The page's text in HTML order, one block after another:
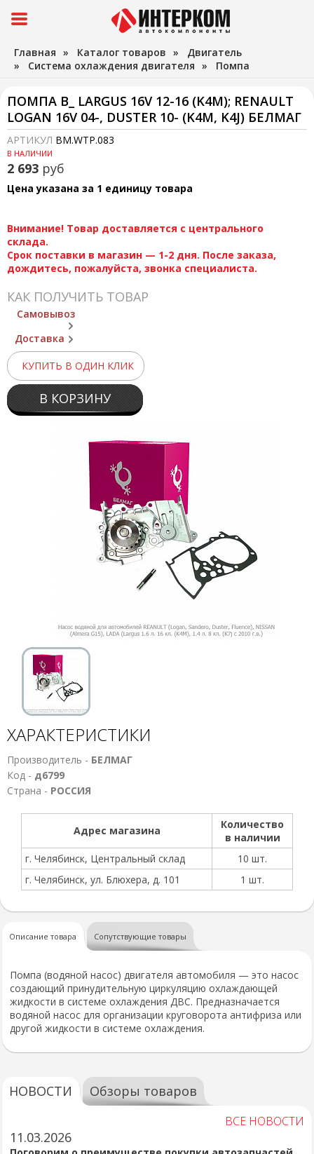
Главная » Каталог товаров » Двигатель
» Система охлаждения двигателя » Помпа
ПОМПА В_ LARGUS 16V 12-16 (K4M); RENAULT
LOGAN 16V 04-, DUSTER 10- (K4M, K4J) БЕЛМАГ
АРТИКУЛ BM.WTP.083
В НАЛИЧИИ
2 693 руб
Цена указана за 1 единицу товара
Внимание! Товар доставляется с центрального
склада.
Срок поставки в магазин — 1-2 дня. После заказа,
дождитесь, пожалуйста, звонка специалиста.
КАК ПОЛУЧИТЬ ТОВАР
Самовывоз
Доставка
КУПИТЬ В ОДИН КЛИК
В КОРЗИНУ
ХАРАКТЕРИСТИКИ
Производитель - БЕЛМАГ
Код - д6799
Страна - РОССИЯ
Адрес магазина
Количество
в наличии
г. Челябинск, Центральный склад
10 шт.
г. Челябинск, ул. Блюхера, д. 101
1 шт.
Описание товара Сопутствующие товары
Помпа (водяной насос) двигателя автомобиля — это насос
создающий принудительную циркуляцию охлаждающей
жидкости в системе охлаждения ДВС. Предназначается
водяной насос для организации круговорота антифриза или
другой жидкости в системе охлаждения.
НОВОСТИ Обзоры товаров
ВСЕ НОВОСТИ
11.03.2026